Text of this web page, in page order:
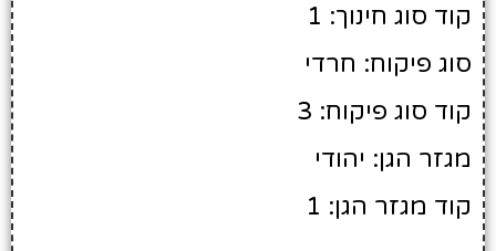
קוד סוג חינוך: 1
סוג פיקוח: חרדי
קוד סוג פיקוח: 3
מגזר הגן: יהודי
קוד מגזר הגן: 1